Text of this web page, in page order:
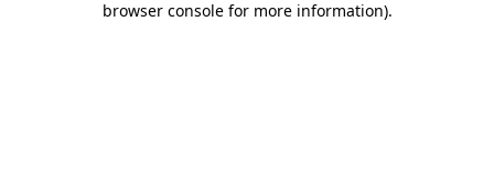
browser console for more information).